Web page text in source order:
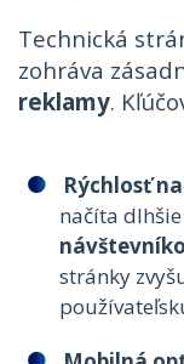
Technická
zohráva
reklamy.
Rýchlosť
načíta
stránky